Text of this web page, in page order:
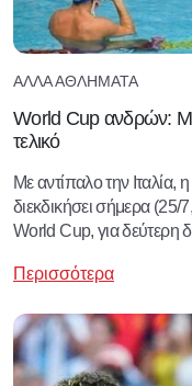
ΆΛΛΑ ΑΘΛΉΜΑΤΑ
World Cup ανδρών: Με
τελικό
Με αντίπαλο την
διεκδικήσει σήμερα (25/
World Cup, για δεύτερη
Περισσότερα